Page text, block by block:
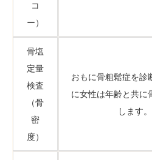
コ
ー）
骨塩
定量
検査
（骨
密
度）
おもに骨粗鬆症を診
に女性は年齢と共に
します。